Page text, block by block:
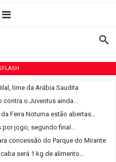
time da Arábia Saudita
contra o Juventus ainda
Feira Noturna estão abertas
por jogo, segundo final
concessão do Parque do Mirante
será 1 kg de alimento